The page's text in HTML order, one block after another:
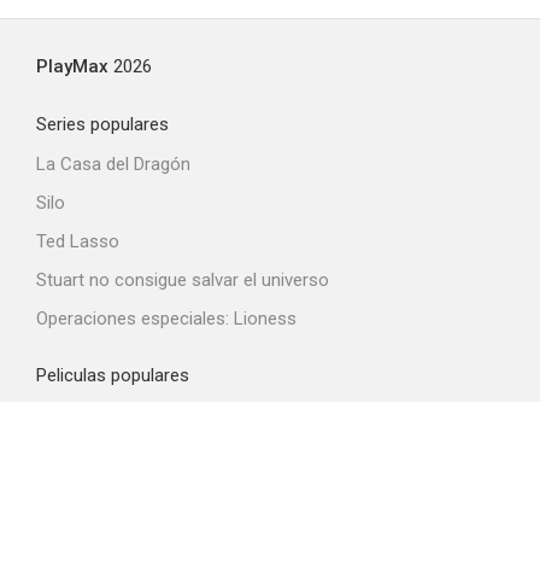
PlayMax 2026
Series populares
La Casa del Dragón
Silo
Ted Lasso
Stuart no consigue salvar el universo
Operaciones especiales: Lioness
Peliculas populares